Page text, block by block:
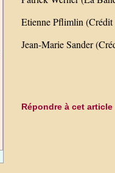
Etienne Pflimlin (Crédit
Jean-Marie Sander
Répondre à cet article